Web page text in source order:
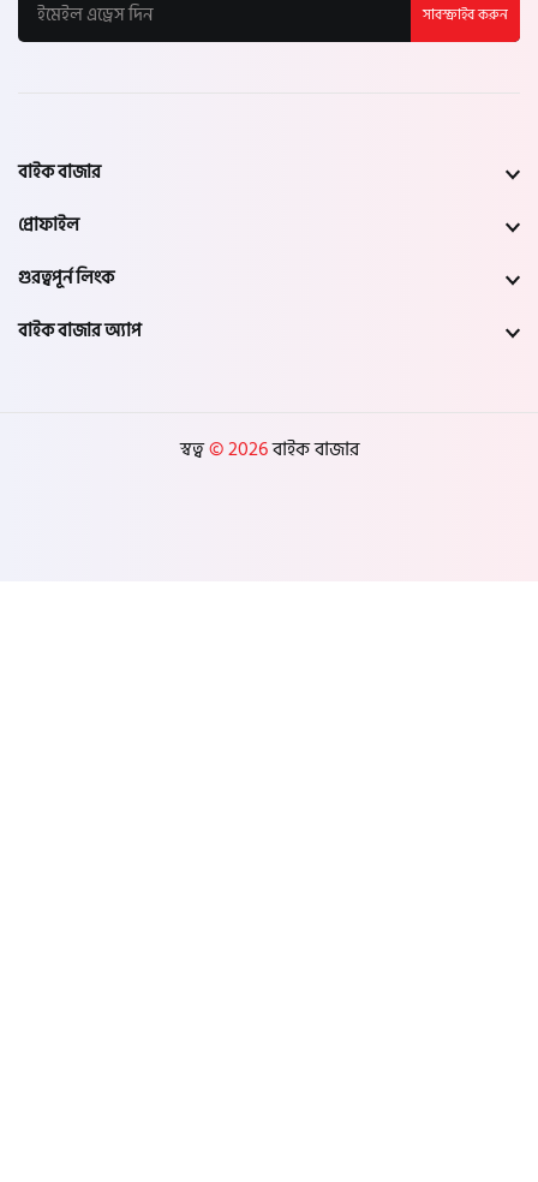
সাবস্ক্রাইব করুন
বাইক বাজার
প্রোফাইল
গুরত্বপূর্ন লিংক
বাইক বাজার অ্যাপ
স্বত্ব© 2026বাইক বাজার